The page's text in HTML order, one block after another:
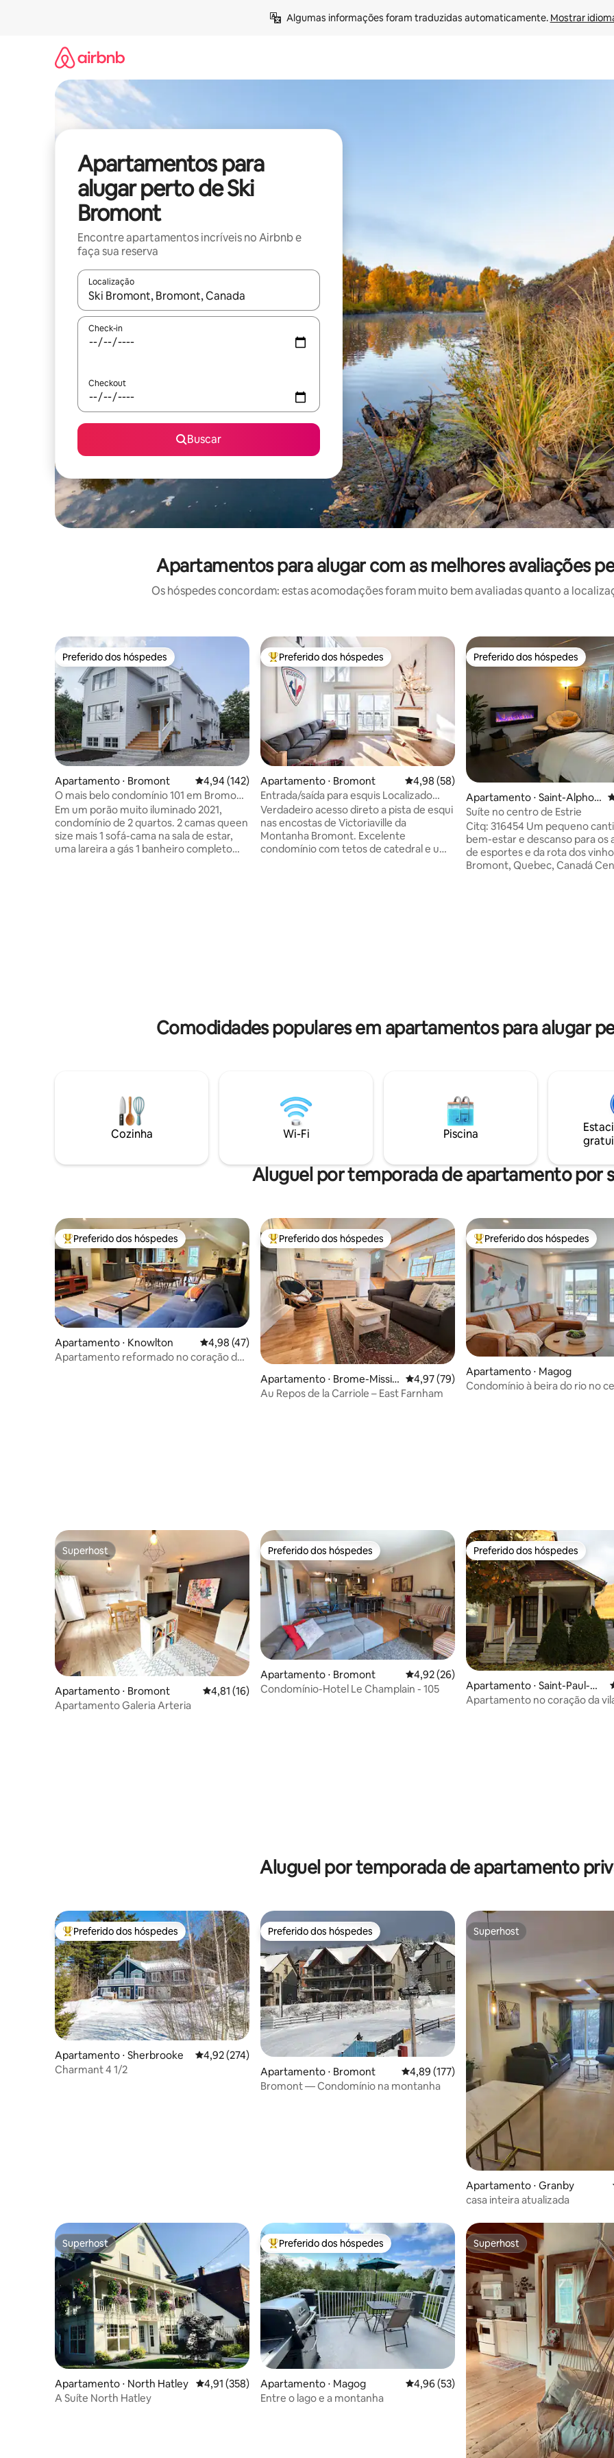
Algumas informações foram traduzidas automaticamente. Mostrar
Apartamentos para
alugar perto de Ski
Bromont
Encontre apartamentos incríveis no Airbnb e
faça sua reserva
Localização
Quando os resultados estiverem disponíveis, explore-os usando as seta para cima e para baixo do teclado ou tocando
Check-in
Checkout
Buscar
Apartamentos para alugar com as melhores avaliações
Os hóspedes concordam: estas acomodações foram muito bem avaliadas quanto a
Preferido dos hóspedes
Preferido dos hóspedes
Apartamento ⋅ Bromont 4,94 de uma avaliação média de 5, 142 avaliações
4,94 (142)
O mais belo condomínio 101 em Bromont
Vieux
Em um porão muito iluminado 2021,
condomínio de 2 quartos. 2 camas queen
size mais 1 sofá-cama na sala de estar,
uma lareira a gás 1 banheiro completo
Entre os melhores preferidos dos hóspedes
Preferido dos hóspedes
Apartamento ⋅ Bromont 4,98 de uma avaliação média de 5, 58
4,98 (58)
Entrada/saída para esquis Localizado
diretamente na pista de esqui
Verdadeiro acesso direto a pista de esqui
nas encostas de Victoriaville da
Montanha Bromont. Excelente
condomínio com tetos de catedral e um
Preferido dos hóspedes
Preferido dos hóspedes
Apartamento ⋅ Saint-Alphon
se-de-Granby
Suíte no centro de Estrie
Citq: 316454 Um pequeno
bem-estar e descanso para os
de esportes e da rota dos
Bromont, Quebec, Canadá Central de
Comodidades populares em apartamentos para alugar
Cozinha Wi-Fi Piscina
Aluguel por temporada de apartamento por
Entre os melhores preferidos dos hóspedes
Preferido dos hóspedes
Apartamento ⋅ Knowlton 4,98 de uma avaliação média de 5, 47 avaliações
4,98 (47)
Apartamento reformado no coração de
Entre os melhores preferidos dos hóspedes
Preferido dos hóspedes
Apartamento ⋅ Brome-Missis
quoi Regional County Municip
4,97 de uma avaliação média de 5, 79
4,97 (79)
Au Repos de la Carriole – East Farnham
Entre os melhores preferidos
Preferido dos hóspedes
Apartamento ⋅ Magog
Condomínio à beira do rio no
Superhost
Superhost
Apartamento ⋅ Bromont 4,81 de uma avaliação média de 5, 16 avaliações
4,81 (16)
Apartamento Galeria Arteria
Preferido dos hóspedes
Preferido dos hóspedes
Apartamento ⋅ Bromont 4,92 de uma avaliação média de 5, 26
4,92 (26)
Condomínio-Hotel Le Champlain - 105
Preferido dos hóspedes
Preferido dos hóspedes
Apartamento ⋅ Saint-Paul-
d'Abbotsford
Apartamento no coração da
Aluguel por temporada de apartamento
Entre os melhores preferidos dos hóspedes
Preferido dos hóspedes
Apartamento ⋅ Sherbrooke 4,92 de uma avaliação média de 5, 274 avaliações
4,92 (274)
Charmant 4 1/2
Preferido dos hóspedes
Preferido dos hóspedes
Apartamento ⋅ Bromont 4,89 de uma avaliação média de 5, 177
4,89 (177)
Bromont — Condomínio na montanha
Superhost
Superhost
Apartamento ⋅ Granby
casa inteira atualizada
Superhost
Superhost
Apartamento ⋅ North Hatley 4,91 de uma avaliação média de 5, 358 avaliações
4,91 (358)
A Suíte North Hatley
Entre os melhores preferidos dos hóspedes
Preferido dos hóspedes
Apartamento ⋅ Magog 4,96 de uma avaliação média de 5, 53
4,96 (53)
Entre o lago e a montanha
Superhost
Superhost